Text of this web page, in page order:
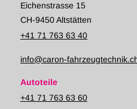
Eichenstrasse 15
CH-9450 Altstätten
+41 71 763 63 40
info@caron-
Autoteile
+41 71 763 63 60